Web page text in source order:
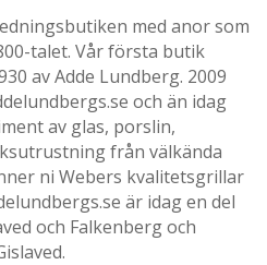
med anor som
talet. Vår första butik
av Adde Lundberg. 2009
och än idag
av glas, porslin,
från välkända
ni Webers kvalitetsgrillar
är idag en del
och Falkenberg och